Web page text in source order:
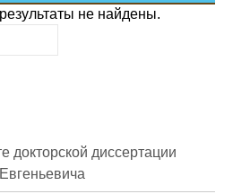
коррупции
не найдены.
докторской диссертации